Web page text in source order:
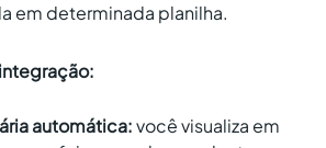
em determinada planilha.
automática:você visualiza em